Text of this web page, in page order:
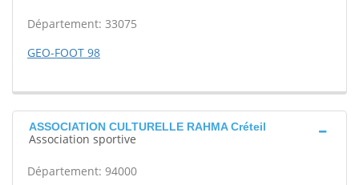
Département: 33075
GEO-FOOT 98
ASSOCIATION CULTURELLE RAHMA Créteil
Association sportive
Département: 94000